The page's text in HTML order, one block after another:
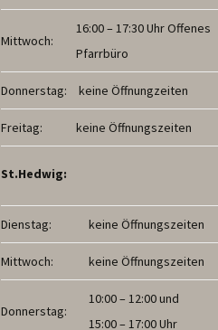
Mittwoch:
16:00 – 17:30 Uhr Offenes
Pfarrbüro
Donnerstag: keine Öffnungzeiten
Freitag: keine Öffnungszeiten
St.Hedwig:
Dienstag: keine Öffnungszeiten
Mittwoch: keine Öffnungszeiten
Donnerstag:
10:00 – 12:00 und
15:00 – 17:00 Uhr